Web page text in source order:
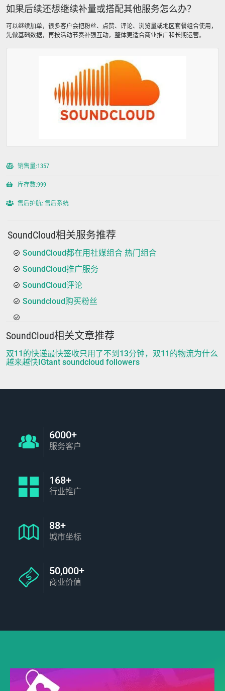
如果后续还想继续补量或搭配其他服务怎么办？
可以继续加单，很多客户会把粉丝、点赞、评论、浏览量或地区套餐组合使用，
先做基础数据，再按活动节奏补强互动，整体更适合商业推广和长期运营。
销售量:1357
库存数:999
售后护航: 售后系统
SoundCloud相关服务推荐
SoundCloud都在用社媒组合 热门组合
SoundCloud推广服务
SoundCloud评论
Soundcloud购买粉丝
SoundCloud相关文章推荐
双11的快递最快签收只用了不到13分钟，双11的物流为什么
越来越快IGtant soundcloud followers
6000+
服务客户
168+
行业推广
88+
城市坐标
50,000+
商业价值